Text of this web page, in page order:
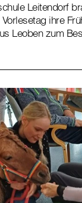
Leitendorf
ihre
Leoben zum